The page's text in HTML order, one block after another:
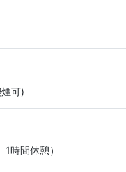
可)
時間休憩）